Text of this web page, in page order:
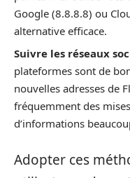
Google (8.8.8.8) ou
alternative efficace.
Suivre les réseaux
plateformes sont de
nouvelles adresses de
fréquemment des
d’informations
Adopter ces